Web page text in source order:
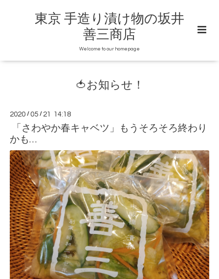
東京 手造り漬け物の坂井
善三商店
Welcome to our homepage
🍅お知らせ！
2020 /05 / 21 14:18
「さわやか春キャベツ」もうそろそろ終わり
かも…